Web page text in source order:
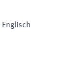
Englisch